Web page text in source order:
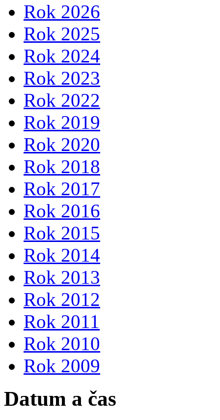
Rok 2026
Rok 2025
Rok 2024
Rok 2023
Rok 2022
Rok 2019
Rok 2020
Rok 2018
Rok 2017
Rok 2016
Rok 2015
Rok 2014
Rok 2013
Rok 2012
Rok 2011
Rok 2010
Rok 2009
Datum a čas